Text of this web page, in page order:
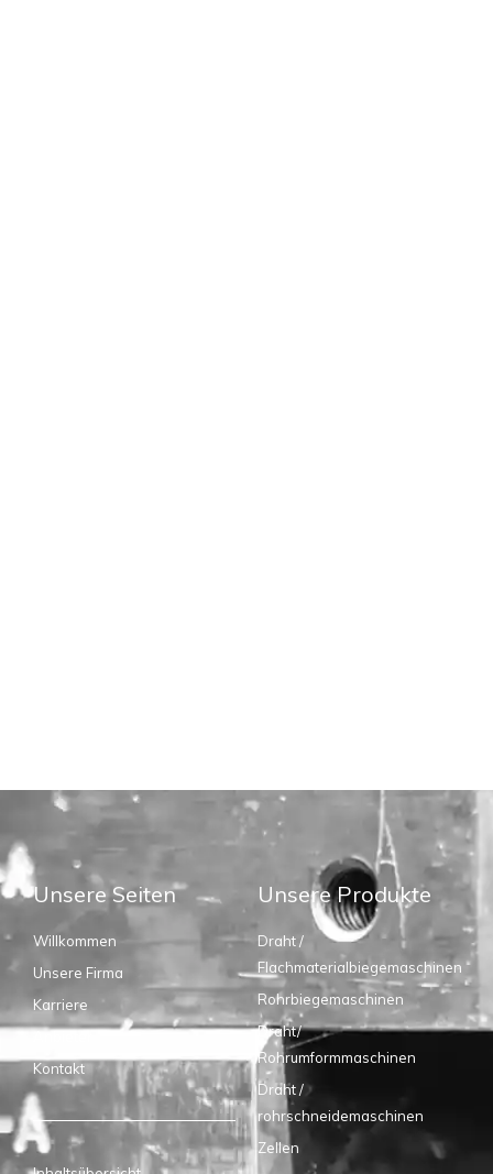
Unsere Seiten
Willkommen
Unsere Firma
Karriere
Kontakt
Unsere Produkte
Draht /
Flachmaterialbiegemaschinen
Rohrbiegemaschinen
Draht/
Rohrumformmaschinen
Draht /
rohrschneidemaschinen
Zellen